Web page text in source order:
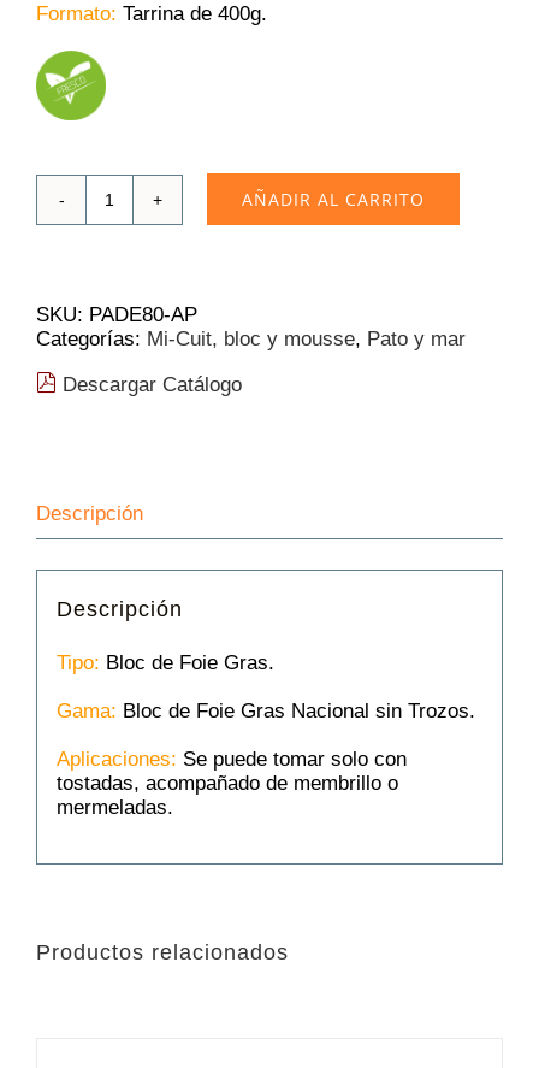
Formato: Tarrina de 400g.
Bloc
Gidia
Nacional
Trozos
400g
AÑADIR AL CARRITO
SKU: PADE80-AP
Categorías: Mi-Cuit, bloc y mousse, Pato y mar
Descargar Catálogo
Descripción
Descripción
Tipo: Bloc de Foie Gras.
Gama: Bloc de Foie Gras Nacional sin Trozos.
Aplicaciones: Se puede tomar solo con
tostadas, acompañado de membrillo o
mermeladas.
Productos relacionados